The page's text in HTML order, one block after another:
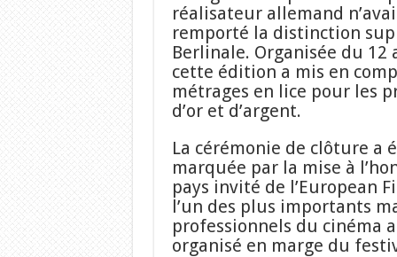
réalisateur allemand
remporté la distinction
Berlinale. Organisée du 12
cette édition a mis en
métrages en lice pour les
d’or et d’argent.
La cérémonie de clôture a
marquée par la mise à
pays invité de l’European
l’un des plus importants
professionnels du cinéma
organisé en marge du